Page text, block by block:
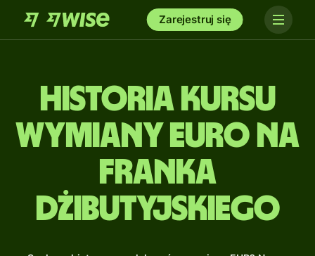
Zarejestruj się
Historia kursu
wymiany euro na
franka
dżibutyjskiego